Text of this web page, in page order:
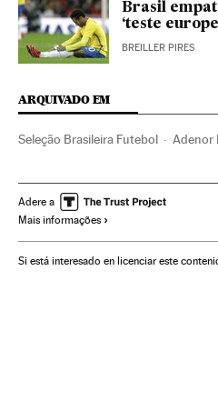
Brasil
‘teste
BREILLER PIRES
ARQUIVADO EM
Seleção Brasileira Futebol Adenor
Seleções esportivas Copa do
Copa do mundo
Campeonato mundial América do
Adere a
Mais informações
Si está interesado en licenciar este